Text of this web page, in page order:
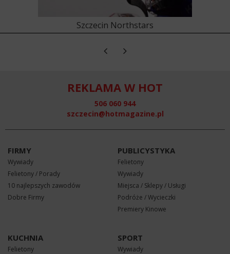
Szczecin Northstars
REKLAMA W HOT
506 060 944
szczecin@hotmagazine.pl
FIRMY
Wywiady
Felietony / Porady
10 najlepszych zawodów
Dobre Firmy
PUBLICYSTYKA
Felietony
Wywiady
Miejsca / Sklepy / Usługi
Podróże / Wycieczki
Premiery Kinowe
KUCHNIA
Felietony
SPORT
Wywiady